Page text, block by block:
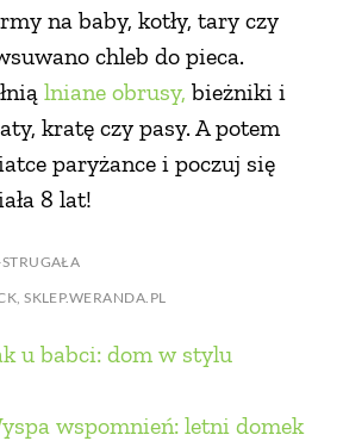
na baby, kotły, tary czy
chleb do pieca.
lniane obrusy, bieżniki i
kratę czy pasy. A potem
paryżance i poczuj się
8 lat!
SKLEP.WERANDA.PL
u babci: dom w stylu
wspomnień: letni domek